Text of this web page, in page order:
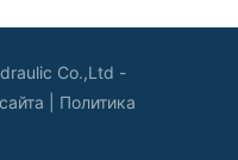
Co.,Ltd -
Политика